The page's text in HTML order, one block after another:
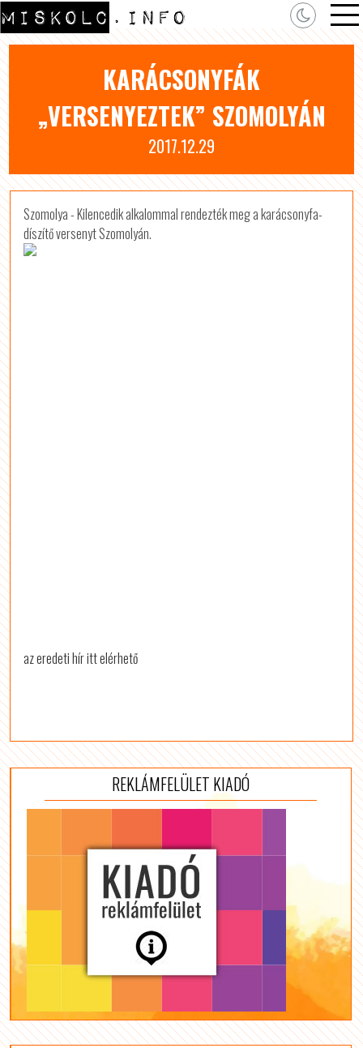
KARÁCSONYFÁK
„VERSENYEZTEK” SZOMOLYÁN
2017.12.29
Szomolya - Kilencedik alkalommal rendezték meg a karácsonyfa-
díszítő versenyt Szomolyán.
az eredeti hír itt elérhető
REKLÁMFELÜLET KIADÓ